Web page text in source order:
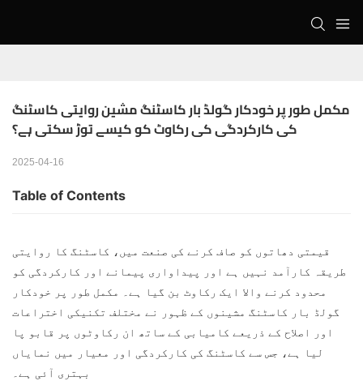
مکمل طور پر خودکار گولڈ بار کاسٹنگ مشین روایتی کاسٹنگ
کی کارکردگی کی رکاوٹ کو کیسے توڑ سکتی ہے؟
2025-04-16
Table of Contents
قیمتی دھاتوں کو صاف کرنے کی صنعت میں، کاسٹنگ کا روایتی
طریقہ کارآمد نہیں ہے اور پیداواری پیمانے اور کارکردگی کو
محدود کرنے والا ایک رکاوٹ بن گیا ہے۔ مکمل طور پر خودکار
گولڈ بار کاسٹنگ مشینوں کے ظہور نے مختلف تکنیکی اختراعات
اور اصلاح کے ذریعے کامیابی کے ساتھ ان رکاوٹوں پر قابو پا
لیا ہے، جس سے کاسٹنگ کی کارکردگی اور معیار میں نمایاں
بہتری آئی ہے۔